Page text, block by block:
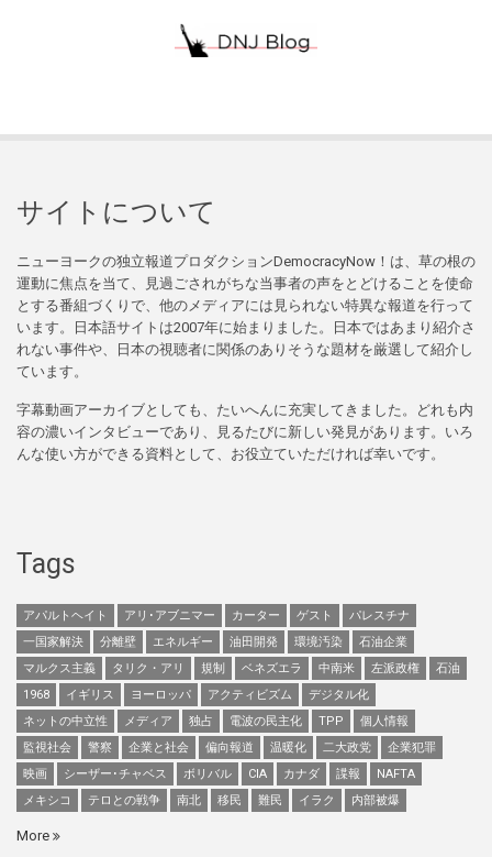
サイトについて
ニューヨークの独立報道プロダクションDemocracyNow！は、草の根の
運動に焦点を当て、見過ごされがちな当事者の声をとどけることを使命
とする番組づくりで、他のメディアには見られない特異な報道を行って
います。日本語サイトは2007年に始まりました。日本ではあまり紹介さ
れない事件や、日本の視聴者に関係のありそうな題材を厳選して紹介し
ています。
字幕動画アーカイブとしても、たいへんに充実してきました。どれも内
容の濃いインタビューであり、見るたびに新しい発見があります。いろ
んな使い方ができる資料として、お役立ていただければ幸いです。
Tags
アパルトヘイト アリ･アブニマー カーター ゲスト
パレスチナ
一国家解決
分離壁 エネルギー 油田開発 環境汚染
石油企業
マルクス主義
タリク・アリ 規制 ベネズエラ 中南米 左派政権
石油
1968
イギリス ヨーロッパ アクティビズム
デジタル化
ネットの中立性
メディア 独占 電波の民主化 TPP
個人情報
監視社会
警察 企業と社会 偏向報道 温暖化 二大政党
企業犯罪
映画
シーザー･チャベス ボリバル CIA カナダ 諜報
NAFTA
メキシコ
テロとの戦争 南北 移民 難民 イラク 内部被爆
More